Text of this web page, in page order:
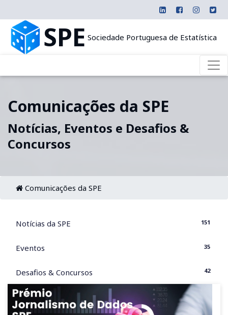
SPE Sociedade Portuguesa de Estatística
Comunicações da SPE
Notícias, Eventos e Desafios &
Concursos
Comunicações da SPE
Notícias da SPE 151
Eventos 35
Desafios & Concursos 42